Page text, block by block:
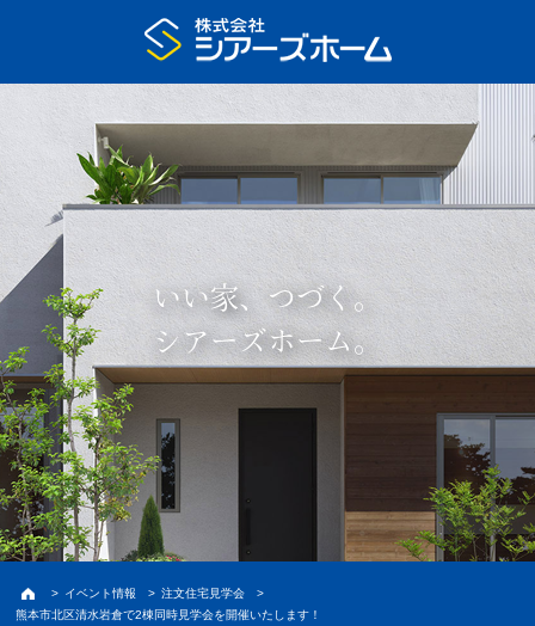
プラン集申込 展示場予約
家の特長 いい家、つづく
住宅展示場 注文住宅のモデルハウス
まちなかモデルハウス
建築実例 お客様の声・家の外観
いい家、つづく。
シアーズホーム。
> イベント情報 > 注文住宅見学会
>
熊本市北区清水岩倉で2棟同時見学会を開催いたします！